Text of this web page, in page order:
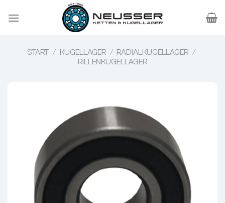
Inhalt
START / KUGELLAGER / RADIALKUGELLAGER /
RILLENKUGELLAGER